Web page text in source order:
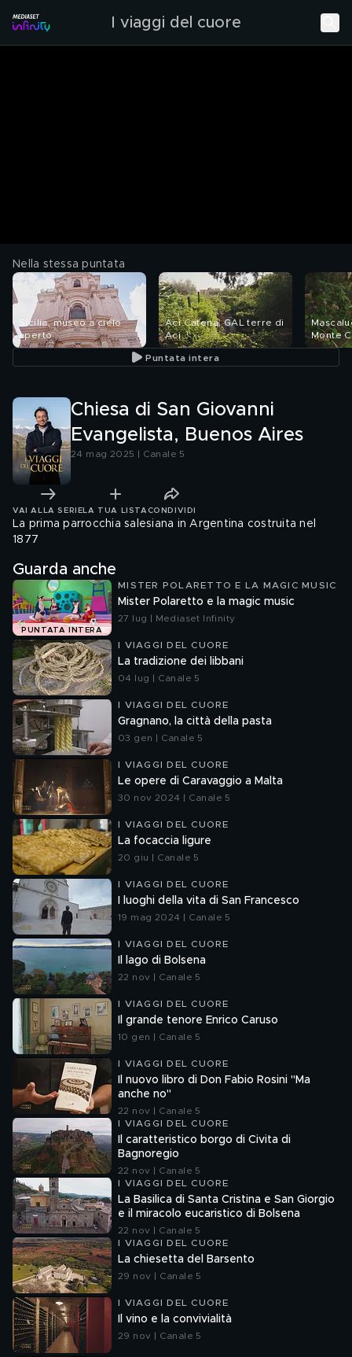
I viaggi del cuore
Nella stessa puntata
Sicilia, museo a cielo
aperto
Aci Catena, GAL terre di
Aci
Monte
Puntata intera
Chiesa di San Giovanni
Evangelista, Buenos Aires
24 mag 2025 | Canale 5
VAI ALLA SERIE LA TUA LISTA CONDIVIDI
La prima parrocchia salesiana in Argentina costruita nel
1877
Guarda anche
PUNTATA INTERA
MISTER POLARETTO E LA MAGIC MUSIC
Mister Polaretto e la magic music
27 lug | Mediaset Infinity
I VIAGGI DEL CUORE
La tradizione dei libbani
04 lug | Canale 5
I VIAGGI DEL CUORE
Gragnano, la città della pasta
03 gen | Canale 5
I VIAGGI DEL CUORE
Le opere di Caravaggio a Malta
30 nov 2024 | Canale 5
I VIAGGI DEL CUORE
La focaccia ligure
20 giu | Canale 5
I VIAGGI DEL CUORE
I luoghi della vita di San Francesco
19 mag 2024 | Canale 5
I VIAGGI DEL CUORE
Il lago di Bolsena
22 nov | Canale 5
I VIAGGI DEL CUORE
Il grande tenore Enrico Caruso
10 gen | Canale 5
I VIAGGI DEL CUORE
Il nuovo libro di Don Fabio Rosini "Ma
anche no"
22 nov | Canale 5
I VIAGGI DEL CUORE
Il caratteristico borgo di Civita di
Bagnoregio
22 nov | Canale 5
I VIAGGI DEL CUORE
La Basilica di Santa Cristina e San Giorgio
e il miracolo eucaristico di Bolsena
22 nov | Canale 5
I VIAGGI DEL CUORE
La chiesetta del Barsento
29 nov | Canale 5
I VIAGGI DEL CUORE
Il vino e la convivialità
29 nov | Canale 5